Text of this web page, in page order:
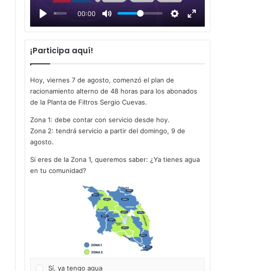
00:00
l
a
y
¡Participa aquí!
Hoy, viernes 7 de agosto, comenzó el plan de
racionamiento alterno de 48 horas para los abonados
de la Planta de Filtros Sergio Cuevas.
Zona 1: debe contar con servicio desde hoy.
Zona 2: tendrá servicio a partir del domingo, 9 de
agosto.
Si eres de la Zona 1, queremos saber: ¿Ya tienes agua
en tu comunidad?
Sí, ya tengo agua